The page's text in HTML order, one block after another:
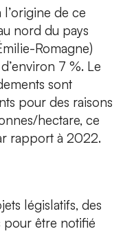
de ce
nord du pays
Romagne)
7 %. Le
sont
pour des raisons
hectare, ce
rapport à 2022.
législatifs, des
pour être notifié